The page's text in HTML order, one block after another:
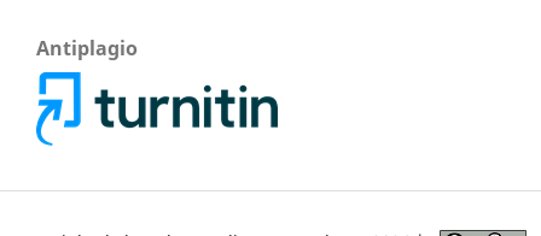
Antiplagio